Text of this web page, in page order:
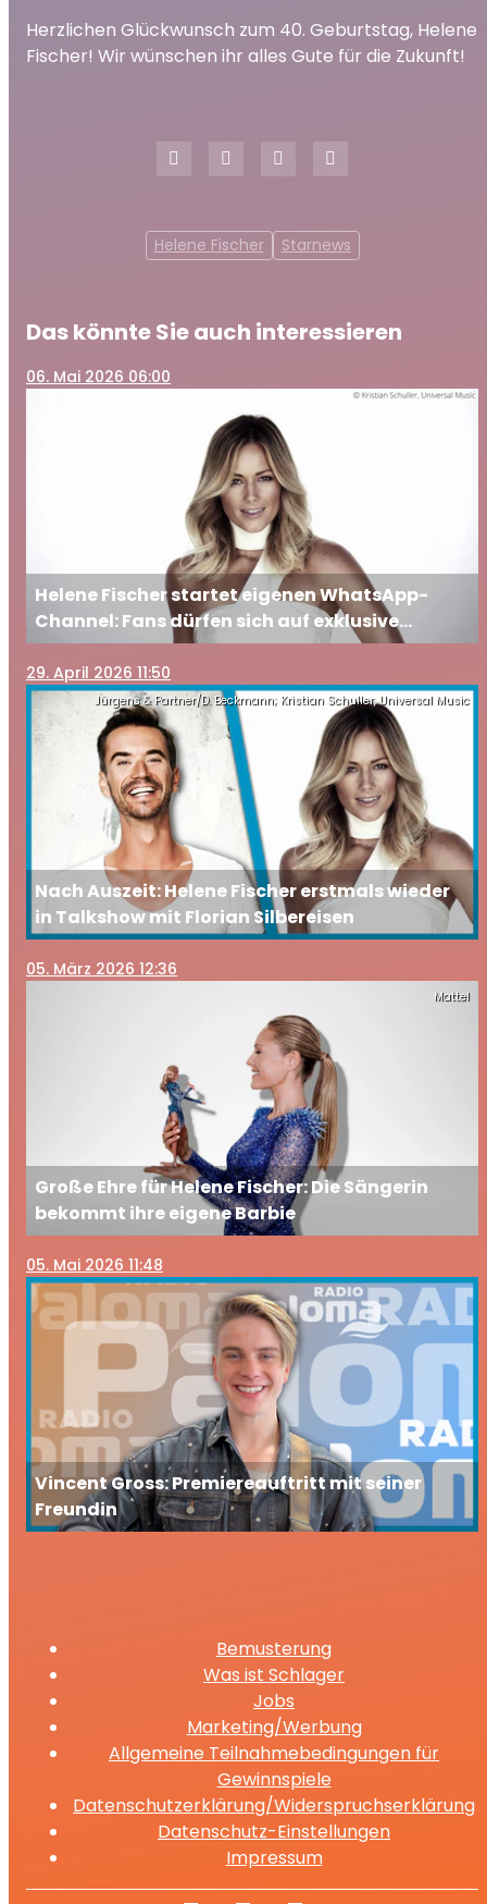
Herzlichen Glückwunsch zum 40. Geburtstag, Helene
Fischer! Wir wünschen ihr alles Gute für die Zukunft!
Helene Fischer Starnews
Das könnte Sie auch interessieren
06. Mai 2026 06:00
Helene Fischer startet eigenen WhatsApp-
Channel: Fans dürfen sich auf exklusive
Einblicke freuen
29. April 2026 11:50
Jürgens & Partner/D. Beckmann; Kristian Schuller, Universal Music
Nach Auszeit: Helene Fischer erstmals wieder
in Talkshow mit Florian Silbereisen
05. März 2026 12:36
Mattel
Große Ehre für Helene Fischer: Die Sängerin
bekommt ihre eigene Barbie
05. Mai 2026 11:48
Vincent Gross: Premiereauftritt mit seiner
Freundin
Bemusterung
Was ist Schlager
Jobs
Marketing/Werbung
Allgemeine Teilnahmebedingungen für
Gewinnspiele
Datenschutzerklärung/Widerspruchserklärung
Datenschutz-Einstellungen
Impressum